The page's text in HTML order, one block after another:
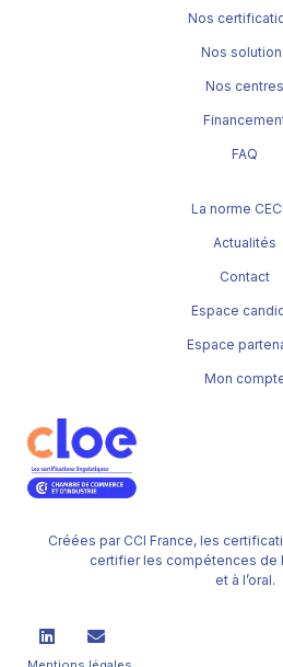
Créées par CCI France, les
certifier les compétences de
et à l’oral.
Nos
Nos
Nos centres
FAQ
La norme
Actualités
Contact
Espace
Espace
Mon